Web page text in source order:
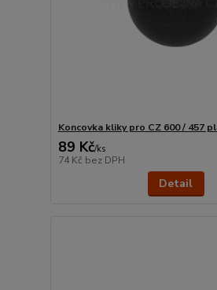
Koncovka kliky pro CZ 600 / 457
89 Kč/ks
74 Kč bez DPH
Detail